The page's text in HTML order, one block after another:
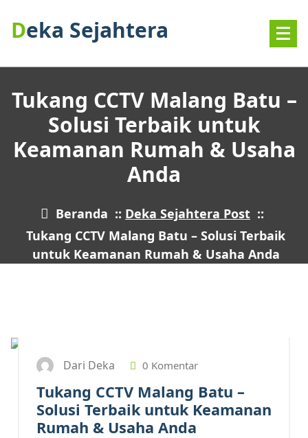
Deka Sejahtera
Tukang CCTV Malang Batu –
Solusi Terbaik untuk
Keamanan Rumah & Usaha
Anda
Beranda :: Deka Sejahtera Post ::
Tukang CCTV Malang Batu – Solusi Terbaik
untuk Keamanan Rumah & Usaha Anda
Dari Deka 0 Komentar
Tukang CCTV Malang Batu –
Solusi Terbaik untuk Keamanan
Rumah & Usaha Anda